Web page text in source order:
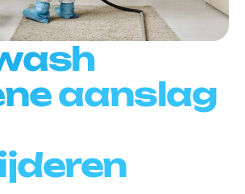
aanslag